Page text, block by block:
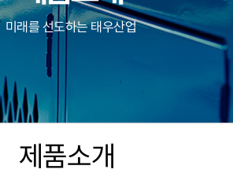
미래를 선도하는 태우산업
제품소개